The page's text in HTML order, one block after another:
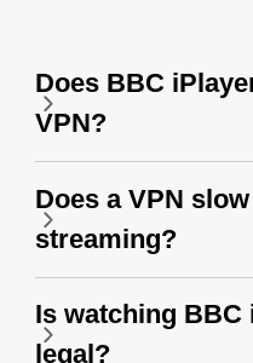
Does BBC
VPN?
Does a VPN
streaming?
Is watching BBC
legal?